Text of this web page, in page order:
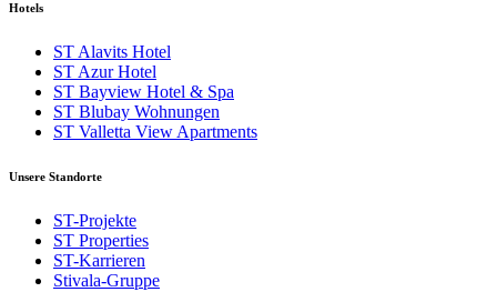
Hotels
ST Alavits Hotel
ST Azur Hotel
ST Bayview Hotel & Spa
ST Blubay Wohnungen
ST Valletta View Apartments
Unsere Standorte
ST-Projekte
ST Properties
ST-Karrieren
Stivala-Gruppe